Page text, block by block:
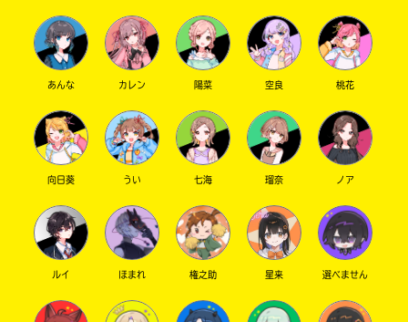
あんな カレン 陽菜 空良 桃花
向日葵 うい 七海 瑠奈 ノア
ルイ ほまれ 権之助 星来 選べません